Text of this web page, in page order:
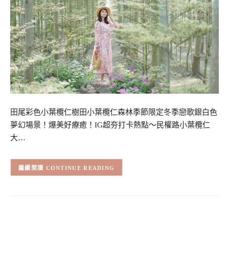
田尾彩色小葉欖仁樹田小葉欖仁森林季節限定冬季戀歌銀白色
夢幻場景！爆美好療癒！IG超夯打卡熱點～民權路小葉欖仁
大…
CONTINUE READING